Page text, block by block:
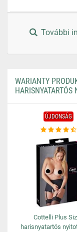
További
WARIANTY
HARISNYATARTÓS
ÚJDONSÁG
Cottelli Plus
harisnyatartós